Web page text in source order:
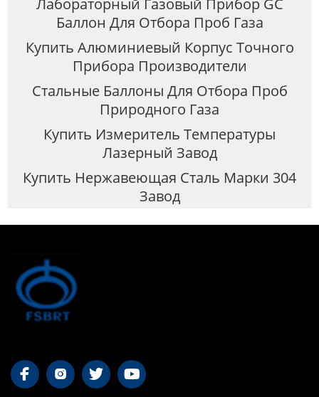
Лабораторный Газовый Прибор GC
Баллон Для Отбора Проб Газа
Купить Алюминиевый Корпус Точного
Прибора Производители
Стальные Баллоны Для Отбора Проб
Природного Газа
Купить Измеритель Температуры
Лазерный Завод
Купить Нержавеющая Сталь Марки 304
Завод
   